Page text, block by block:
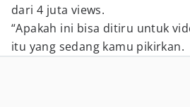
dari 4 juta views.
“Apakah ini bisa ditiru untuk
itu yang sedang kamu pikirkan.